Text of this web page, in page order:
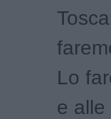
Lo
e alle